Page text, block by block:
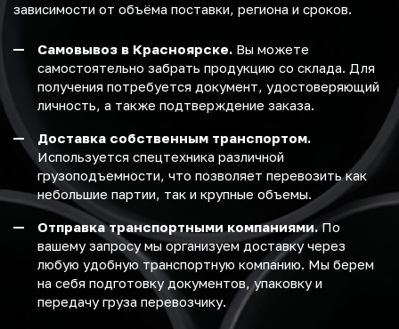
зависимости от объёма поставки, региона и сроков.
Самовывоз в Красноярске. Вы можете
самостоятельно забрать продукцию со склада. Для
получения потребуется документ, удостоверяющий
личность, а также подтверждение заказа.
Доставка собственным транспортом.
Используется спецтехника различной
грузоподъемности, что позволяет перевозить как
небольшие партии, так и крупные объемы.
Отправка транспортными компаниями.По
вашему запросу мы организуем доставку через
любую удобную транспортную компанию. Мы берем
на себя подготовку документов, упаковку и
передачу груза перевозчику.